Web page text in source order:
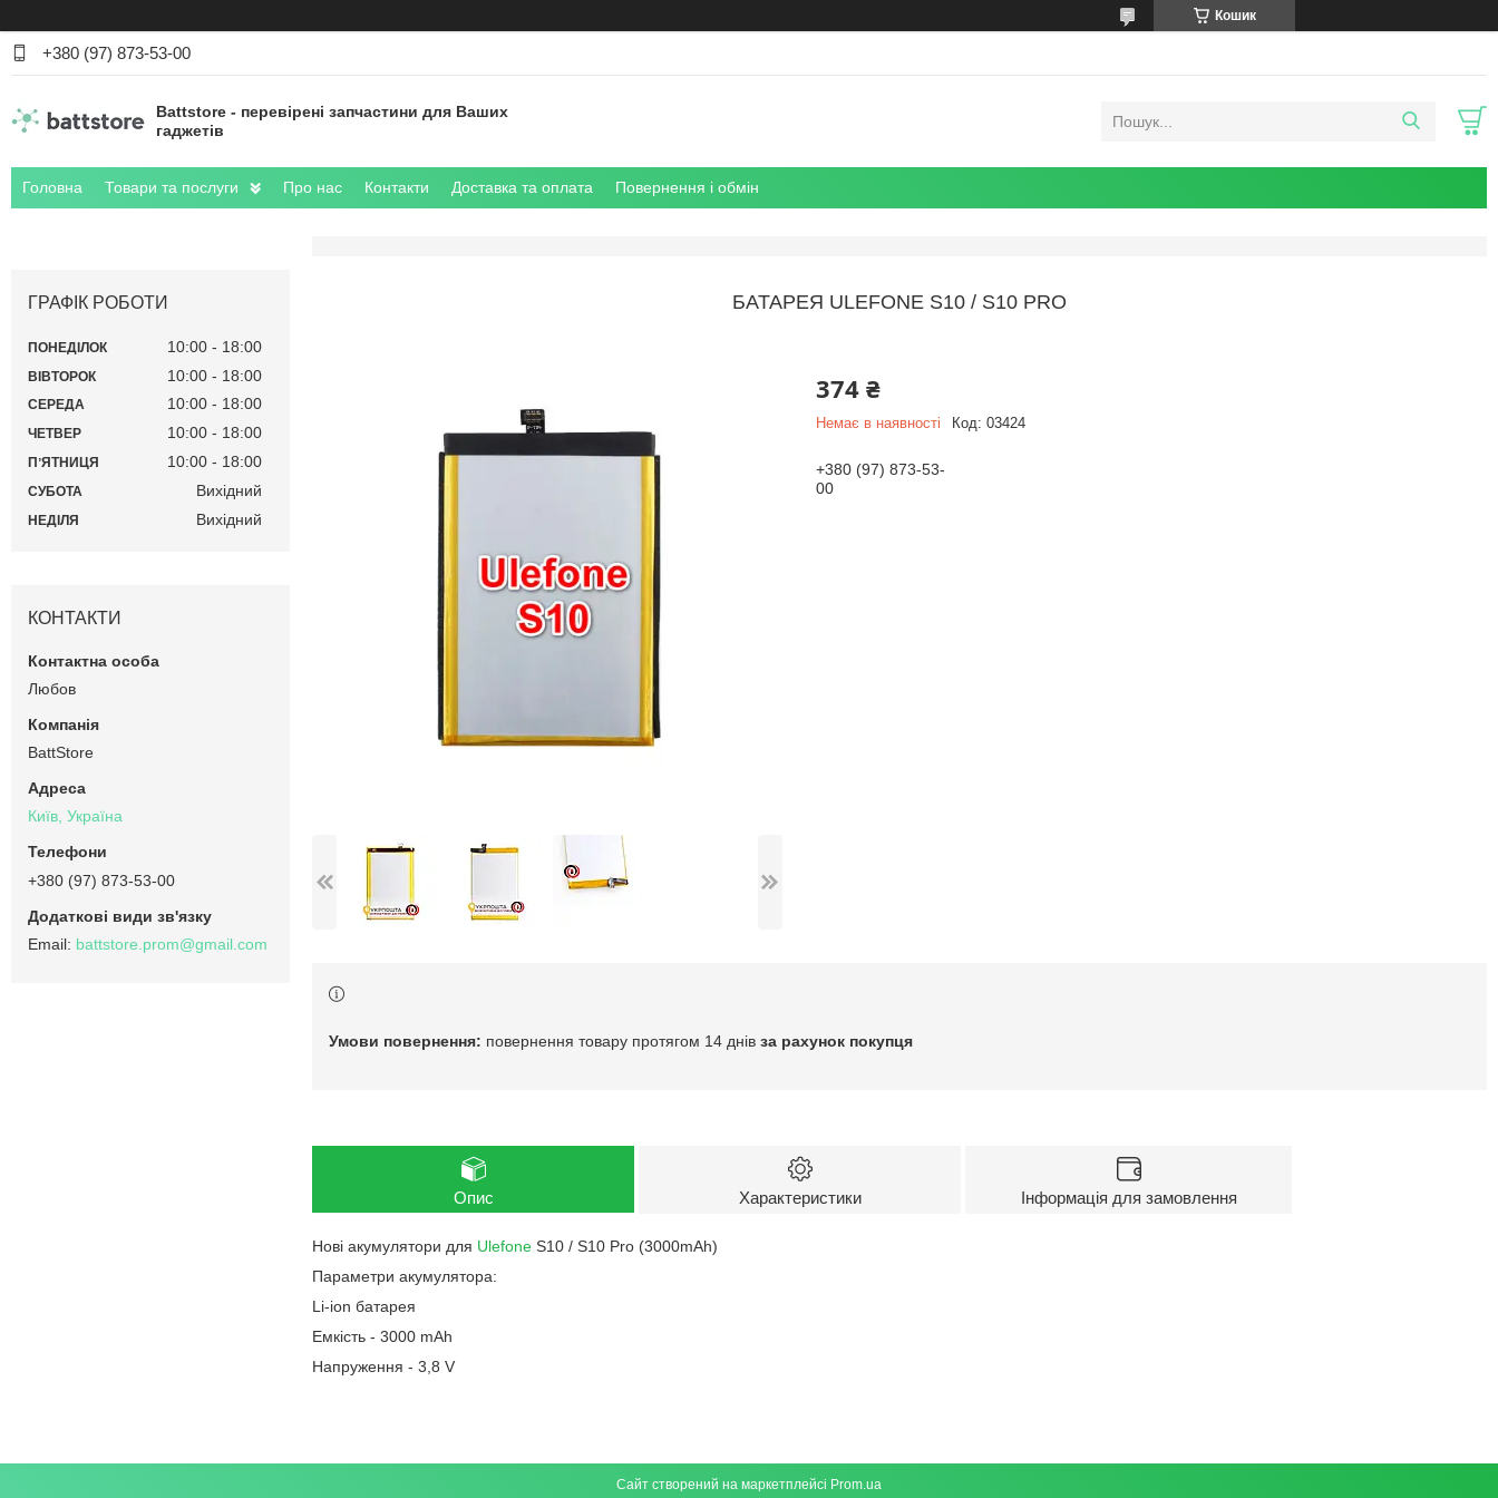
Кошик
+380 (97) 873-53-00
Battstore - перевірені запчастини для Ваших
гаджетів
Головна Товари та послуги Про нас Контакти Доставка та оплата Повернення і обмін
БАТАРЕЯ ULEFONE S10 / S10 PRO
374 ₴
Немає в наявності Код: 03424
+380 (97) 873-53-
00
повернення товару протягом 14 днів за рахунок покупця
Опис Характеристики Інформація для замовлення
Нові акумулятори для Ulefone S10 / S10 Pro (3000mAh)
Параметри акумулятора:
Li-ion батарея
Емкість - 3000 mAh
Напруження - 3,8 V
ГРАФІК РОБОТИ
ПОНЕДІЛОК 10:00 18:00
ВІВТОРОК 10:00 18:00
СЕРЕДА 10:00 18:00
ЧЕТВЕР 10:00 18:00
ПʼЯТНИЦЯ 10:00 18:00
СУБОТА Вихідний
НЕДІЛЯ Вихідний
КОНТАКТИ
Любов
BattStore
Київ, Україна
+380 (97) 873-53-00
battstore.prom@gmail.com
Сайт створений на маркетплейсі Prom.ua